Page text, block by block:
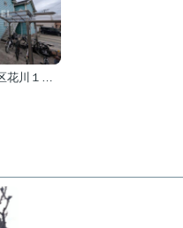
大阪市西淀川区花川１丁目